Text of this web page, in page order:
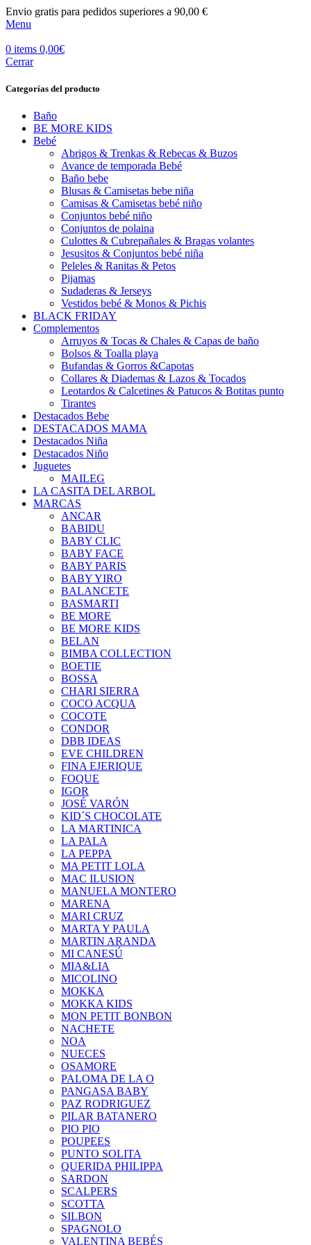
Envio gratis para pedidos superiores a 90,00 €
Menu
0 items 0,00€
Cerrar
Categorías del producto
Baño
BE MORE KIDS
Bebé
Abrigos & Trenkas & Rebecas & Buzos
Avance de temporada Bebé
Baño bebe
Blusas & Camisetas bebe niña
Camisas & Camisetas bebé niño
Conjuntos bebé niño
Conjuntos de polaina
Culottes & Cubrepañales & Bragas volantes
Jesusitos & Conjuntos bebé niña
Peleles & Ranitas & Petos
Pijamas
Sudaderas & Jerseys
Vestidos bebé & Monos & Pichis
BLACK FRIDAY
Complementos
Arruyos & Tocas & Chales & Capas de baño
Bolsos & Toalla playa
Bufandas & Gorros &Capotas
Collares & Diademas & Lazos & Tocados
Leotardos & Calcetines & Patucos & Botitas punto
Tirantes
Destacados Bebe
DESTACADOS MAMA
Destacados Niña
Destacados Niño
Juguetes
MAILEG
LA CASITA DEL ARBOL
MARCAS
ANCAR
BABIDU
BABY CLIC
BABY FACE
BABY PARIS
BABY YIRO
BALANCETE
BASMARTI
BE MORE
BE MORE KIDS
BELAN
BIMBA COLLECTION
BOETIE
BOSSA
CHARI SIERRA
COCO ACQUA
COCOTE
CONDOR
DBB IDEAS
EVE CHILDREN
FINA EJERIQUE
FOQUE
IGOR
JOSÉ VARÓN
KID´S CHOCOLATE
LA MARTINICA
LA PALA
LA PEPPA
MA PETIT LOLA
MAC ILUSION
MANUELA MONTERO
MARENA
MARI CRUZ
MARTA Y PAULA
MARTIN ARANDA
MI CANESÚ
MIA&LIA
MICOLINO
MOKKA
MOKKA KIDS
MON PETIT BONBON
NACHETE
NOA
NUECES
OSAMORE
PALOMA DE LA O
PANGASA BABY
PAZ RODRIGUEZ
PILAR BATANERO
PIO PIO
POUPEES
PUNTO SOLITA
QUERIDA PHILIPPA
SARDON
SCALPERS
SCOTTA
SILBON
SPAGNOLO
VALENTINA BEBÉS